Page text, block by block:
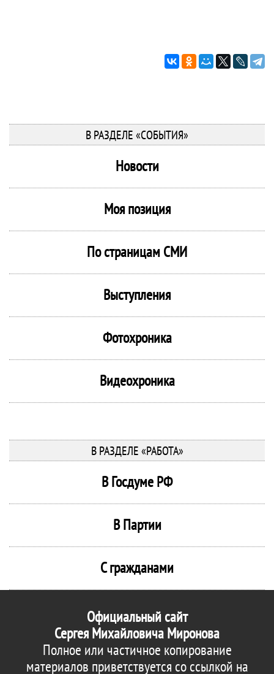
В РАЗДЕЛЕ «СОБЫТИЯ»
Новости
Моя позиция
По страницам СМИ
Выступления
Фотохроника
Видеохроника
В РАЗДЕЛЕ «РАБОТА»
В Госдуме РФ
В Партии
С гражданами
Официальный сайт
Сергея Михайловича Миронова
Полное или частичное копирование
материалов приветствуется со ссылкой на